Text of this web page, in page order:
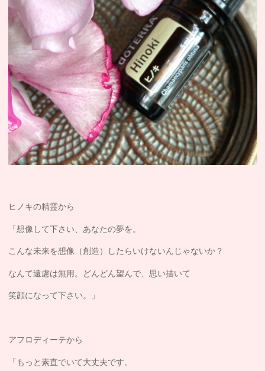
ヒノキの精霊から
「想像して下さい、あなたの夢を。
こんな未来を想像（創造）したらいけないんじゃないか？
なんて遠慮は無用。どんどん望んで、思い描いて
笑顔になって下さい。」
アフロディーテから
「もっと素直でいて大丈夫です。